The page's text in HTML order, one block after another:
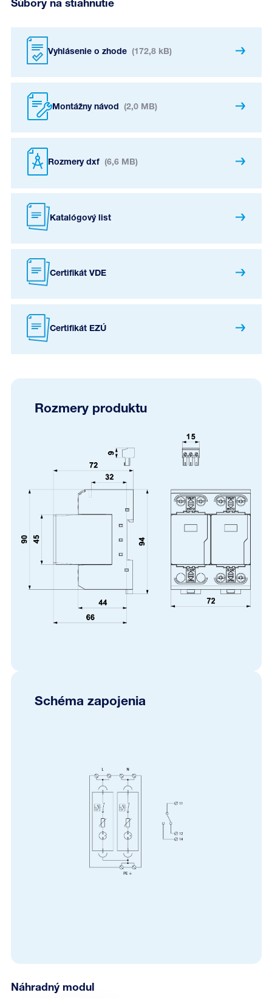
Súbory na stiahnutie
Vyhlásenie o zhode (172,8 kB)
Montážny návod (2,0 MB)
Rozmery dxf (6,6 MB)
Katalógový list
Certifikát VDE
Certifikát EZÚ
Rozmery produktu
Schéma zapojenia
Náhradný modul